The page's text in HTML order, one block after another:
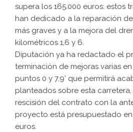
supera los 165.000 euros: estos
han dedicado a la reparación
más graves y a la mejora del
kilométricos 1,6 y 6.
Diputación ya ha redactado el
terminación de mejoras varias
puntos 0 y 7,9’ que permitirá
planteados sobre esta
rescisión del contrato con la
proyecto está presupuestado
euros.